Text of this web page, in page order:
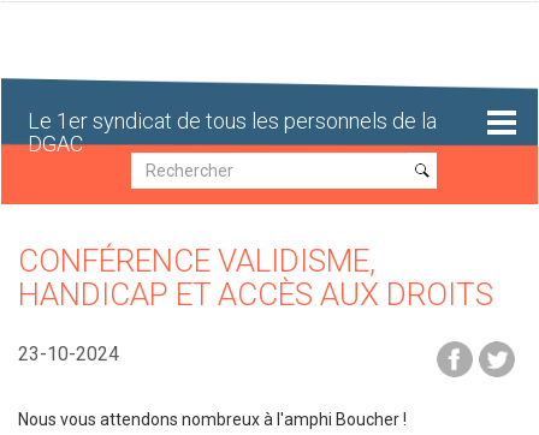
Le 1er syndicat de tous les personnels de la
DGAC
Recherche
Recherche
CONFÉRENCE VALIDISME,
HANDICAP ET ACCÈS AUX DROITS
23-10-2024
Nous vous attendons nombreux à l'amphi Boucher !